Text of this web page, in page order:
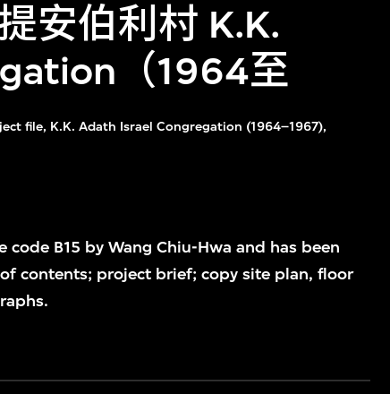
安伯利村 K.K.
（1964至
file, K.K. Adath Israel Congregation (1964–1967),
B15 by Wang Chiu-Hwa and has been
contents; project brief; copy site plan, floor